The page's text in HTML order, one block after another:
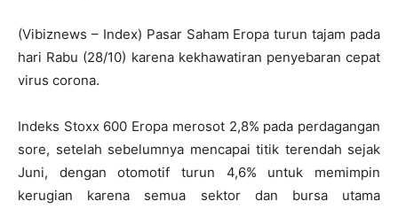
(Vibiznews – Index) Pasar Saham Eropa turun tajam pada
hari Rabu (28/10) karena kekhawatiran penyebaran cepat
virus corona.
Indeks Stoxx 600 Eropa merosot 2,8% pada perdagangan
sore, setelah sebelumnya mencapai titik terendah sejak
Juni, dengan otomotif turun 4,6% untuk memimpin
kerugian karena semua sektor dan bursa utama